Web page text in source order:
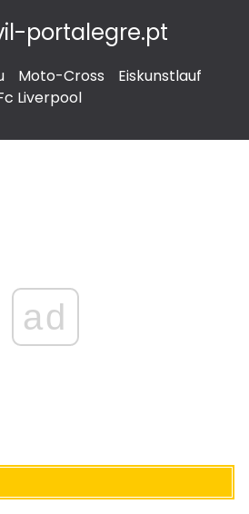
portalegre.pt
Moto-Cross
Eiskunstlauf
Liverpool
ad